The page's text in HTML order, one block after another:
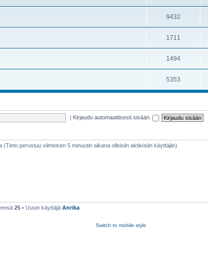
9432
1711
1494
5353
| Kirjaudu automaattisesti sisään.
perustuu viimeisen 5 minuutin aikana olleisiin aktiivisiin käyttäjiin)
25 • Uusin käyttäjä Anrika
Switch to mobile style